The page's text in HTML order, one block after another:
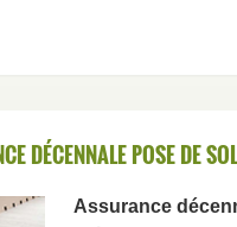
DÉCENNALE POSE DE SOL
Assurance